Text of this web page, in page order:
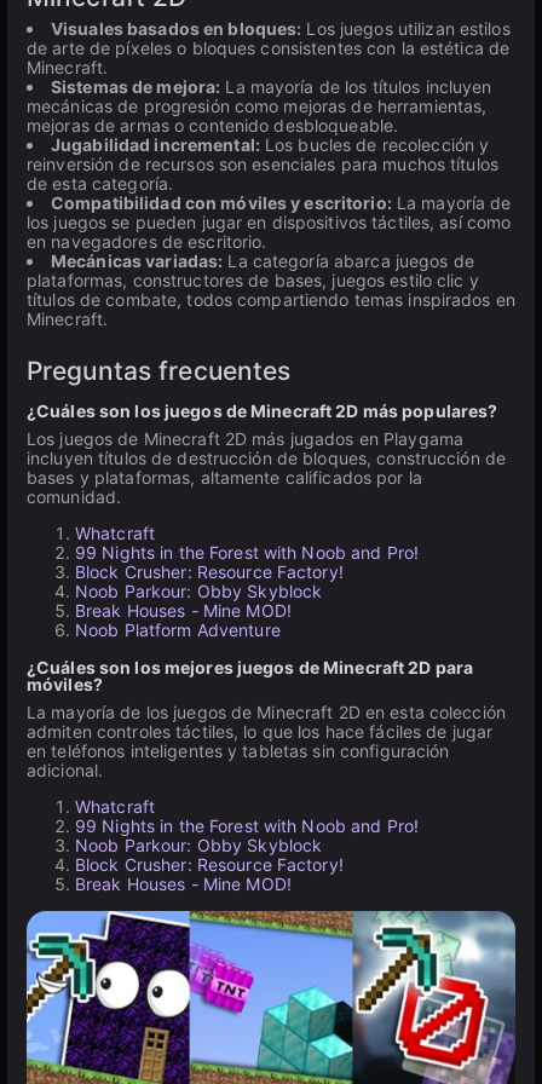
Visuales basados en bloques: Los juegos utilizan estilos
de arte de píxeles o bloques consistentes con la estética de
Minecraft.
Sistemas de mejora: La mayoría de los títulos incluyen
mecánicas de progresión como mejoras de herramientas,
mejoras de armas o contenido desbloqueable.
Jugabilidad incremental: Los bucles de recolección y
reinversión de recursos son esenciales para muchos títulos
de esta categoría.
Compatibilidad con móviles y escritorio: La mayoría de
los juegos se pueden jugar en dispositivos táctiles, así como
en navegadores de escritorio.
Mecánicas variadas: La categoría abarca juegos de
plataformas, constructores de bases, juegos estilo clic y
títulos de combate, todos compartiendo temas inspirados en
Minecraft.
Preguntas frecuentes
¿Cuáles son los juegos de Minecraft 2D más populares?
Los juegos de Minecraft 2D más jugados en Playgama
incluyen títulos de destrucción de bloques, construcción de
bases y plataformas, altamente calificados por la
comunidad.
Whatcraft
99 Nights in the Forest with Noob and Pro!
Block Crusher: Resource Factory!
Noob Parkour: Obby Skyblock
Break Houses - Mine MOD!
Noob Platform Adventure
¿Cuáles son los mejores juegos de Minecraft 2D para
móviles?
La mayoría de los juegos de Minecraft 2D en esta colección
admiten controles táctiles, lo que los hace fáciles de jugar
en teléfonos inteligentes y tabletas sin configuración
adicional.
Whatcraft
99 Nights in the Forest with Noob and Pro!
Noob Parkour: Obby Skyblock
Block Crusher: Resource Factory!
Break Houses - Mine MOD!